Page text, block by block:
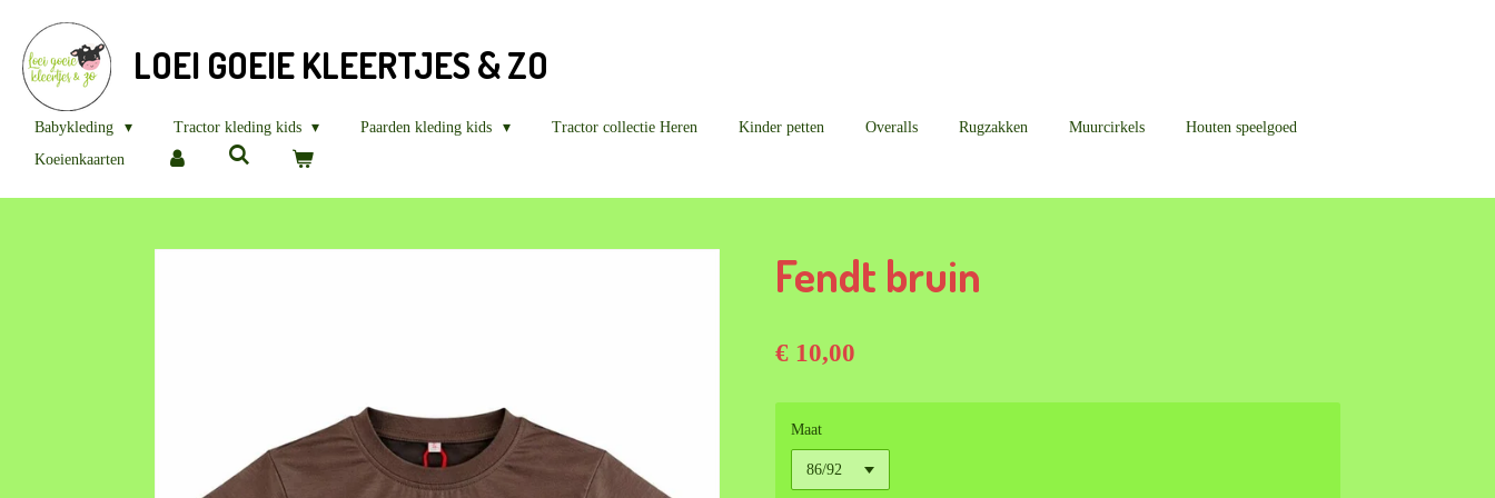
direct
naar
de
hoofdinhoud
LOEI GOEIE KLEERTJES & ZO
Babykleding Tractor kleding kids Paarden kleding kids Tractor collectie Heren Kinder petten Overalls Rugzakken Muurcirkels
Houten speelgoed
Koeienkaarten
Fendt bruin
€ 10,00
Maat